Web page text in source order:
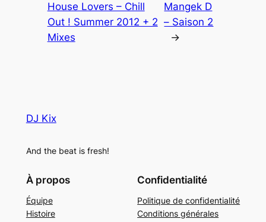
House Lovers – Chill
Out ! Summer 2012 + 2
Mixes
Mangek D
– Saison 2
→
DJ Kix
And the beat is fresh!
À propos
Équipe
Histoire
Confidentialité
Politique de confidentialité
Conditions générales